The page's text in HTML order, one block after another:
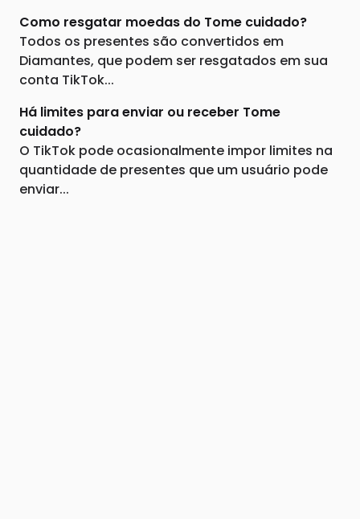
Como resgatar moedas do Tome cuidado?
Todos os presentes são convertidos em
Diamantes, que podem ser resgatados em sua
conta TikTok...
Há limites para enviar ou receber Tome
cuidado?
O TikTok pode ocasionalmente impor limites na
quantidade de presentes que um usuário pode
enviar...